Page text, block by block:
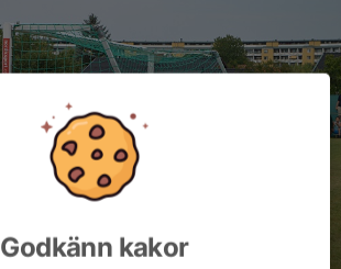
Godkänn kakor